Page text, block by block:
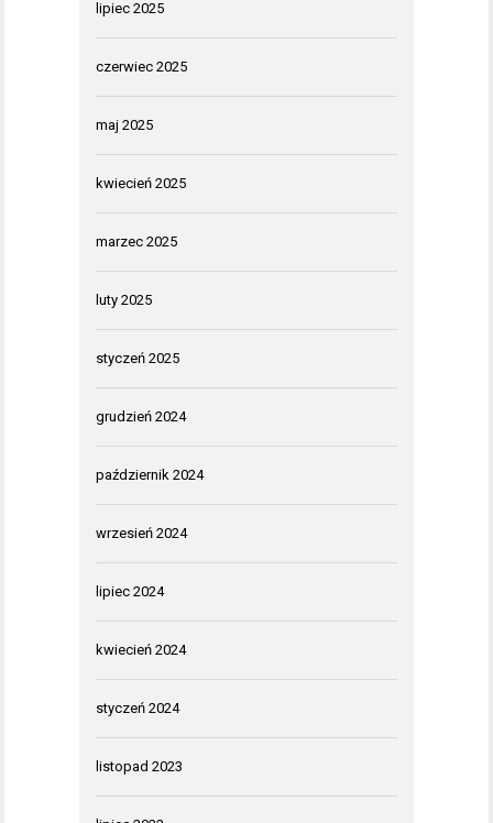
lipiec 2025
czerwiec 2025
maj 2025
kwiecień 2025
marzec 2025
luty 2025
styczeń 2025
grudzień 2024
październik 2024
wrzesień 2024
lipiec 2024
kwiecień 2024
styczeń 2024
listopad 2023